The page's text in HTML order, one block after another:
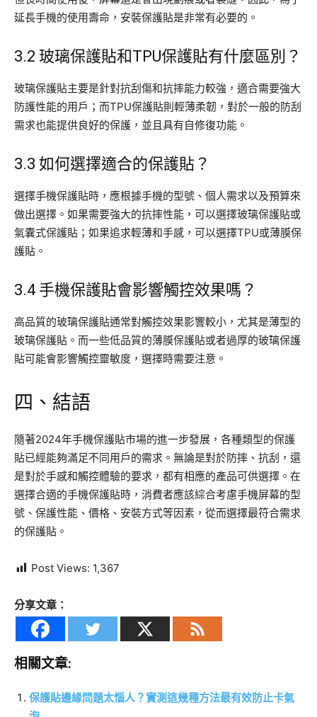
延長手機的使用壽命，安裝保護貼是非常有必要的。
3.2 玻璃保護貼和TPU保護貼有什麼區別？
玻璃保護貼主要是針對抗刮傷和抗摔能力較強，適合需要強大
防護性能的用戶；而TPU保護貼則輕薄柔韌，對於一般的防刮
需求也能提供良好的保護，並且具有自修復功能。
3.3 如何選擇適合的保護貼？
選擇手機保護貼時，應根據手機的型號、個人需求以及預算來
做出選擇。如果需要強大的抗摔性能，可以選擇玻璃保護貼或
氣囊式保護貼；如果追求輕薄和手感，可以選擇TPU或薄膜保
護貼。
3.4 手機保護貼會影響觸控效果嗎？
高品質的玻璃保護貼通常對觸控效果影響較小，尤其是薄型的
玻璃保護貼。而一些低品質的薄膜保護貼或者過厚的玻璃保護
貼可能會影響觸控靈敏度，選擇時需要注意。
四、結語
隨著2024年手機保護貼市場的進一步發展，各種類型的保護
貼已經能夠滿足不同用戶的需求。無論是對於防摔、抗刮，還
是對於手感和觸控體驗的要求，都有相應的產品可供選擇。在
選擇合適的手機保護貼時，消費者應該綜合考慮手機屏幕的型
號、保護性能、價格、安裝方式等因素，從而選擇最符合需求
的保護貼。
Post Views: 1,367
分享文章：
相關文章:
保護貼邊緣問題太惱人？實測這幾種方法最有效防止卡氣